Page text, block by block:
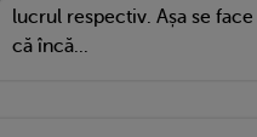
lucrul respectiv. Așa se face
că încă...